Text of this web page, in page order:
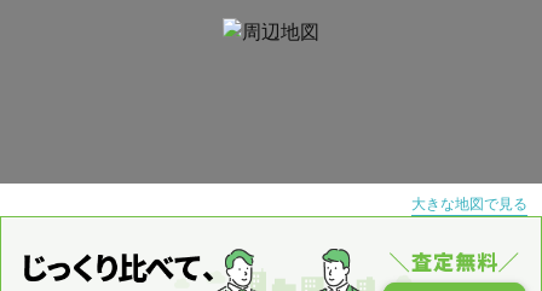
大きな地図で見る